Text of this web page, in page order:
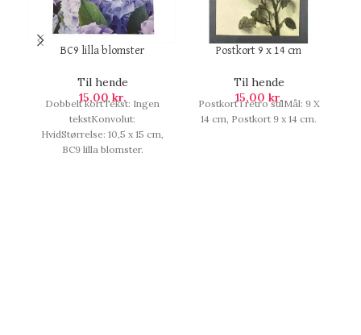
BC9 lilla blomster
Til hende
15,00kr.
Dobbelt kortTekst: Ingen
tekstKonvolut:
HvidStørrelse: 10,5 x 15 cm,
BC9 lilla blomster.
Postkort 9 x 14 cm
Til hende
15,00 kr.
Postkort i retro stilMål: 9 X
14 cm, Postkort 9 x 14 cm.